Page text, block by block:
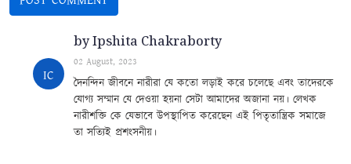
IC
by Ipshita Chakraborty
02 August, 2023
দৈনন্দিন জীবনে নারীরা যে কতো লড়াই করে চলেছে এবং তাদেরকে
যোগ্য সম্মান যে দেওয়া হয়না সেটা আমাদের অজানা নয়। লেখক
নারীশক্তি কে যেভাবে উপস্থাপিত করেছেন এই পিতৃতান্ত্রিক সমাজে
তা সত্যিই প্রশংসনীয়।